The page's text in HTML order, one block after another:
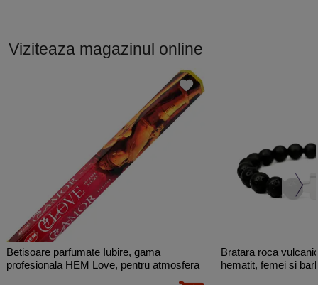
Viziteaza magazinul online
Betisoare parfumate Iubire, gama
profesionala HEM Love, pentru atmosfera
Bratara roca
hematit, femei si